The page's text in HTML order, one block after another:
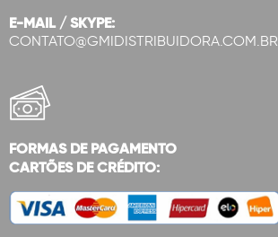
E-MAIL / SKYPE:
CONTATO@GMIDISTRIBUIDORA.COM.BR
FORMAS DE PAGAMENTO
CARTÕES DE CRÉDITO: